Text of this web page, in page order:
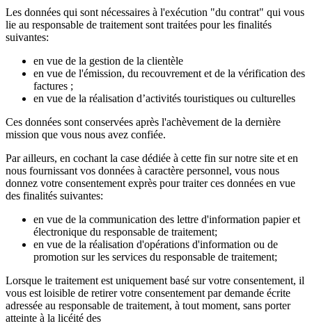
Les données qui sont nécessaires à l'exécution "du contrat" qui vous
lie au responsable de traitement sont traitées pour les finalités
suivantes:
en vue de la gestion de la clientèle
en vue de l'émission, du recouvrement et de la vérification des
factures ;
en vue de la réalisation d’activités touristiques ou culturelles
Ces données sont conservées après l'achèvement de la dernière
mission que vous nous avez confiée.
Par ailleurs, en cochant la case dédiée à cette fin sur notre site et en
nous fournissant vos données à caractère personnel, vous nous
donnez votre consentement exprès pour traiter ces données en vue
des finalités suivantes:
en vue de la communication des lettre d'information papier et
électronique du responsable de traitement;
en vue de la réalisation d'opérations d'information ou de
promotion sur les services du responsable de traitement;
Lorsque le traitement est uniquement basé sur votre consentement, il
vous est loisible de retirer votre consentement par demande écrite
adressée au responsable de traitement, à tout moment, sans porter
atteinte à la licéité des